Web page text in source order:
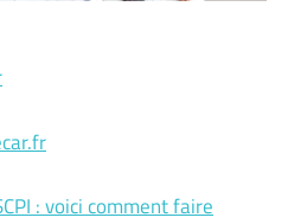
: voici comment faire